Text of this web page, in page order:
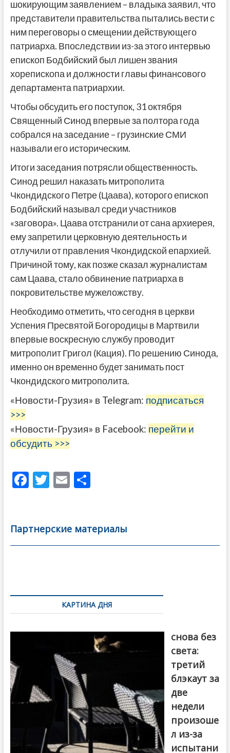
шокирующим заявлением – владыка заявил, что
представители правительства пытались вести с
ним переговоры о смещении действующего
патриарха. Впоследствии из-за этого интервью
епископ Бодбийский был лишен звания
хорепископа и должности главы финансового
департамента патриархии.
Чтобы обсудить его поступок, 31 октября
Священный Синод впервые за полтора года
собрался на заседание – грузинские СМИ
называли его историческим.
Итоги заседания потрясли общественность.
Синод решил наказать митрополита
Чкондидского Петре (Цаава), которого епископ
Бодбийский называл среди участников
«заговора». Цаава отстранили от сана архиерея,
ему запретили церковную деятельность и
отлучили от правления Чкондидской епархией.
Причиной тому, как позже сказал журналистам
сам Цаава, стало обвинение патриарха в
покровительстве мужеложству.
Необходимо отметить, что сегодня в церкви
Успения Пресвятой Богородицы в Мартвили
впервые воскресную службу проводит
митрополит Григол (Кация). По решению Синода,
именно он временно будет занимать пост
Чкондидского митрополита.
«Новости-Грузия» в Telegram: подписаться
>>>
«Новости-Грузия» в Facebook: перейти и
обсудить >>>
F
b
o
T
er
E
l
О
а
в
Партнерские материалы
по
записямКАРТИНА ДНЯ
снова без
света:
третий
блэкаут за
две
недели
произоше
л из-за
испытани